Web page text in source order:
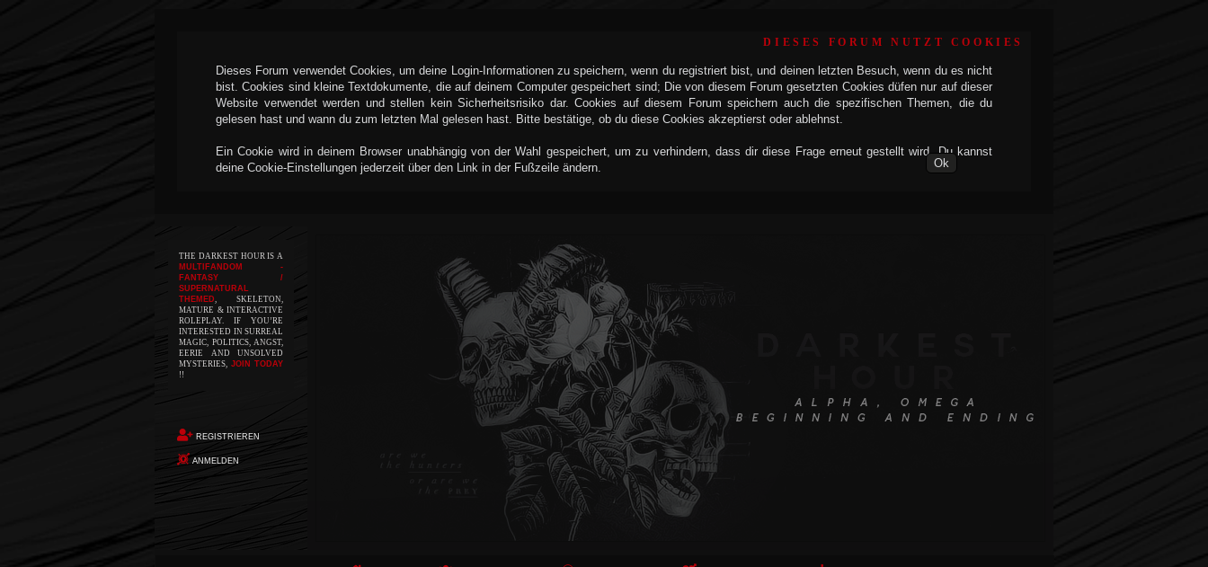
DIESES FORUM NUTZT COOKIES
Dieses Forum verwendet Cookies, um deine Login-Informationen zu speichern, wenn du registriert bist, und deinen letzten Besuch, wenn du es nicht
bist. Cookies sind kleine Textdokumente, die auf deinem Computer gespeichert sind; Die von diesem Forum gesetzten Cookies düfen nur auf dieser
Website verwendet werden und stellen kein Sicherheitsrisiko dar. Cookies auf diesem Forum speichern auch die spezifischen Themen, die du
gelesen hast und wann du zum letzten Mal gelesen hast. Bitte bestätige, ob du diese Cookies akzeptierst oder ablehnst.
Ein Cookie wird in deinem Browser unabhängig von der Wahl gespeichert, um zu verhindern, dass dir diese Frage erneut gestellt wird. Du kannst
deine Cookie-Einstellungen jederzeit über den Link in der Fußzeile ändern.
THE DARKEST HOUR IS A
MULTIFANDOM -
FANTASY /
SUPERNATURAL
THEMED, SKELETON,
MATURE & INTERACTIVE
ROLEPLAY. IF YOU’RE
INTERESTED IN SURREAL
MAGIC, POLITICS, ANGST,
EERIE AND UNSOLVED
MYSTERIES, JOIN TODAY
!!
REGISTRIEREN
ANMELDEN